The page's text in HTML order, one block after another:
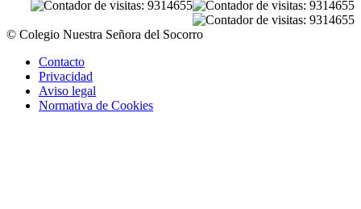
© Colegio Nuestra Señora del Socorro
Contacto
Privacidad
Aviso legal
Normativa de Cookies